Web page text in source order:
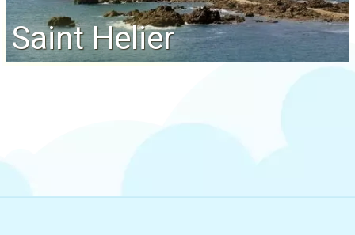
Saint Helier